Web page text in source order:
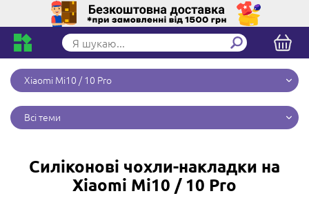
Xiaomi Mi10 / 10 Pro
Всі теми
Силіконові чохли-накладки на
Xiaomi Mi10 / 10 Pro